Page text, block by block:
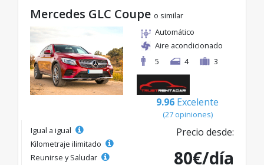
Mercedes GLC Coupe o similar
Automático
Aire acondicionado
5
4 3
9.96 Excelente
(27 opiniones)
Igual a igual
Kilometraje ilimitado
Reunirse y Saludar
Precio desde:
80€/día